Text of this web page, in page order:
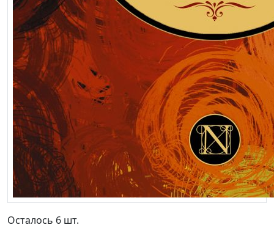
Осталось 6 шт.
405,00р.